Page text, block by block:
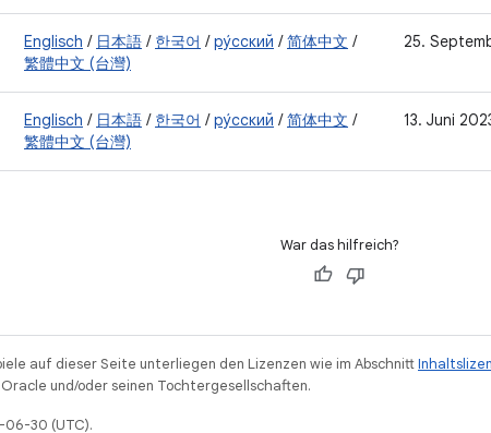
Englisch / 日本語 / 한국어 /ру́сский /简体中文 /
繁體中文 (台灣)
25.
Englisch / 日本語 / 한국어 /ру́сский /简体中文 /
繁體中文 (台灣)
13. Juni
War das hilfreich?
auf dieser Seite unterliegen den Lizenzen wie im Abschnitt
und/oder seinen Tochtergesellschaften.
30 (UTC).